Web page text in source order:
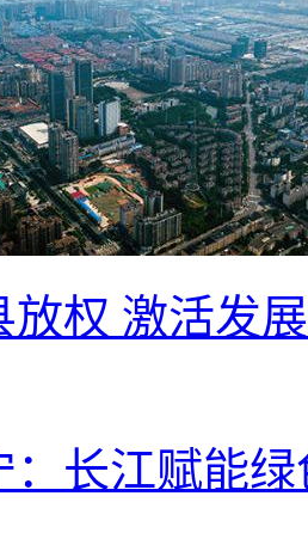
放权 激活发
：长江赋能